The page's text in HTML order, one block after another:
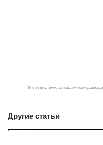
Это объявление автоматически
Другие статьи